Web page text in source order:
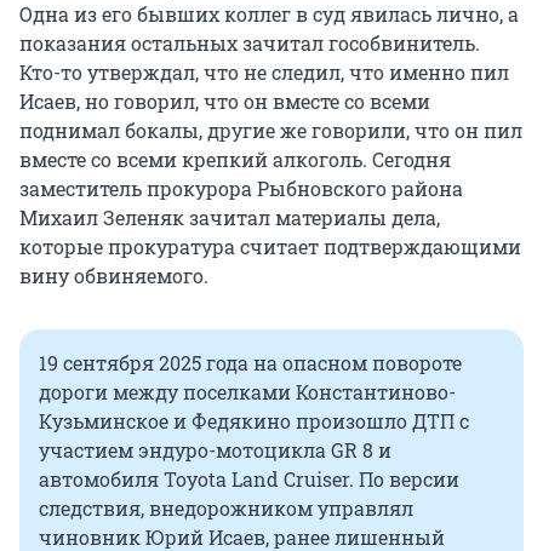
Одна из его бывших коллег в суд явилась лично, а
показания остальных зачитал гособвинитель.
Кто-то утверждал, что не следил, что именно пил
Исаев, но говорил, что он вместе со всеми
поднимал бокалы, другие же говорили, что он пил
вместе со всеми крепкий алкоголь. Сегодня
заместитель прокурора Рыбновского района
Михаил Зеленяк зачитал материалы дела,
которые прокуратура считает подтверждающими
вину обвиняемого.
19 сентября 2025 года на опасном повороте
дороги между поселками Константиново-
Кузьминское и Федякино произошло ДТП с
участием эндуро-мотоцикла GR 8 и
автомобиля Toyota Land Cruiser. По версии
следствия, внедорожником управлял
чиновник Юрий Исаев, ранее лишенный